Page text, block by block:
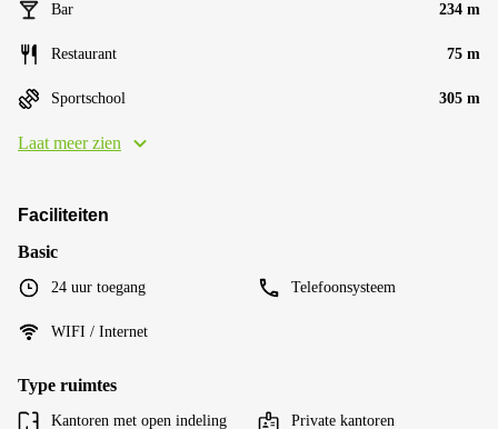
Bar 234 m
Restaurant 75 m
Sportschool 305 m
Laat meer zien
Faciliteiten
Basic
24 uur toegang Telefoonsysteem
WIFI / Internet
Type ruimtes
Kantoren met open indeling Private kantoren